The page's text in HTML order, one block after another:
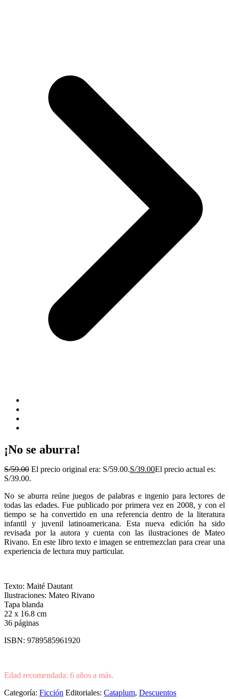
¡No se aburra!
S/59.00 El precio original era: S/59.00.S/39.00El precio actual es:
S/39.00.
No se aburra reúne juegos de palabras e ingenio para lectores de
todas las edades. Fue publicado por primera vez en 2008, y con el
tiempo se ha convertido en una referencia dentro de la literatura
infantil y juvenil latinoamericana. Esta nueva edición ha sido
revisada por la autora y cuenta con las ilustraciones de Mateo
Rivano. En este libro texto e imagen se entremezclan para crear una
experiencia de lectura muy particular.
Texto: Maité Dautant
Ilustraciones: Mateo Rivano
Tapa blanda
22 x 16.8 cm
36 páginas
ISBN: 9789585961920
Edad recomendada: 6 años a más.
Categoría: Ficción Editoriales: Cataplum, Descuentos